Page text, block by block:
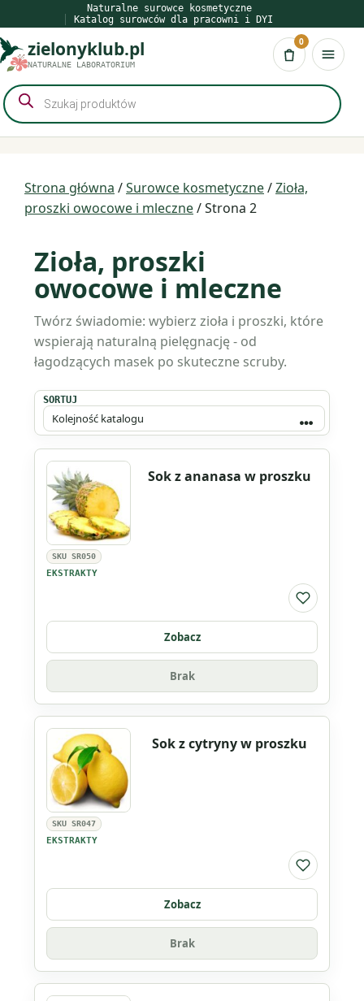
do
treści
Naturalne surowce kosmetyczne
Katalog surowców dla pracowni i DYI
zielonyklub.pl
NATURALNE LABORATORIUM Koszyk
0
Wyszukiwarka
produktów
Strona główna /Surowce kosmetyczne/Zioła,
proszki owocowe i mleczne/ Strona 2
Zioła, proszki
owocowe i mleczne
Twórz świadomie: wybierz zioła i proszki, które
wspierają naturalną pielęgnację - od
łagodzących masek po skuteczne scruby.
SORTUJ
SKU SR050
EKSTRAKTY
Sok z ananasa w proszku
Do listy
Zobacz
Brak
SKU SR047
EKSTRAKTY
Sok z cytryny w proszku
Do listy
Zobacz
Brak